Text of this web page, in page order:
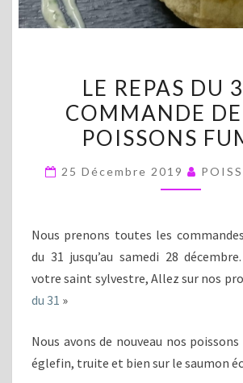
REPAS
DU
31
FUMÉS
LE REPAS DU
COMMANDE
POISSONS
25 Décembre 2019
Nous prenons toutes les
du 31 jusqu’au samedi 28
votre saint sylvestre, Allez sur nos
du 31 »
Nous avons de nouveau nos
églefin, truite et bien sur le saumon